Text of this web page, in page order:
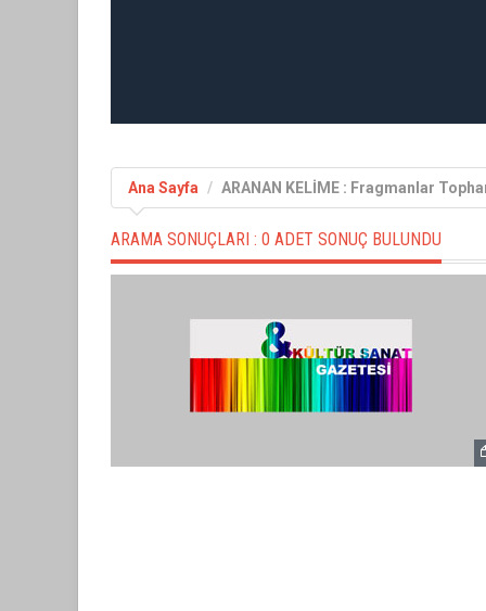
Ana Sayfa ARANAN KELİME : Fragmanlar
ARAMA SONUÇLARI : 0 ADET SONUÇ BULUNDU